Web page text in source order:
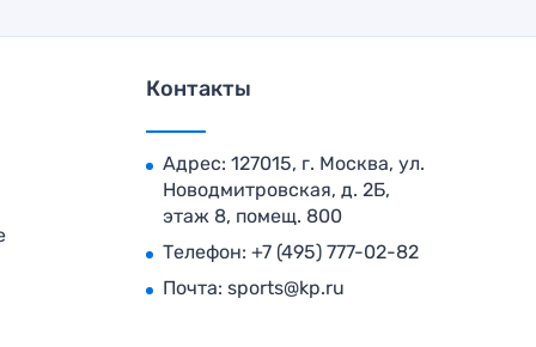
Контакты
Адрес: 127015, г. Москва, ул.
Новодмитровская, д. 2Б,
этаж 8, помещ. 800
Телефон: +7 (495) 777-02-82
Почта: sports@kp.ru